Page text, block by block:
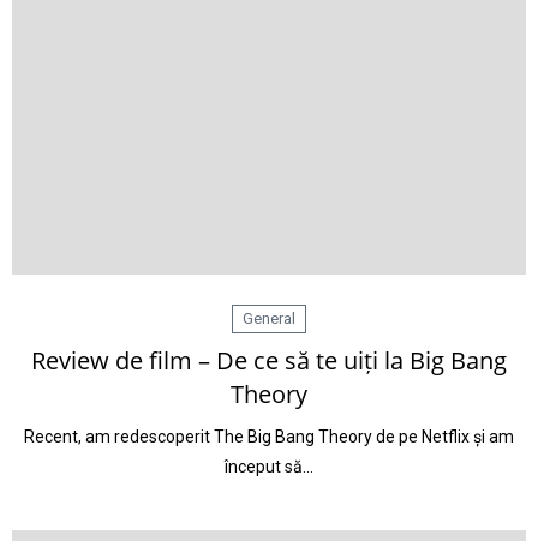
General
Review de film – De ce să te uiți la Big Bang
Theory
Recent, am redescoperit The Big Bang Theory de pe Netflix și am
început să…